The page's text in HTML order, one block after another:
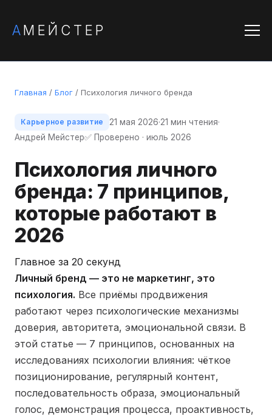
АМЕЙСТЕР
Главная / Блог / Психология личного бренда
Карьерное развитие 21 мая 2026·21 мин чтения·
Андрей Мейстер✅ Проверено · июль 2026
Психология личного
бренда: 7 принципов,
которые работают в
2026
Главное за 20 секунд
Личный бренд — это не маркетинг, это
психология. Все приёмы продвижения
работают через психологические механизмы
доверия, авторитета, эмоциональной связи. В
этой статье — 7 принципов, основанных на
исследованиях психологии влияния: чёткое
позиционирование, регулярный контент,
последовательность образа, эмоциональный
голос, демонстрация процесса, проактивность,